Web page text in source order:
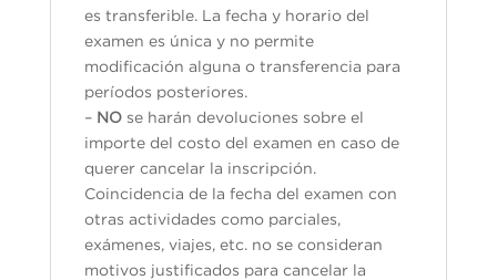
es transferible. La fecha y horario del
examen es única y no permite
modificación alguna o transferencia para
períodos posteriores.
– NOse harán devoluciones sobre el
importe del costo del examen en caso de
querer cancelar la inscripción.
Coincidencia de la fecha del examen con
otras actividades como parciales,
exámenes, viajes, etc. no se consideran
motivos justificados para cancelar la